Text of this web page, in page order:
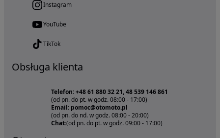
Instagram
YouTube
TikTok
Obsługa klienta
Telefon: +48 61 880 32 21, 48 539 146 861
(od pn. do pt. w godz. 08:00 - 17:00)
Email: pomoc@otomoto.pl
(od pn. do nd. w godz. 08:00 - 20:00)
Chat:(od pn. do pt. w godz. 09:00 - 17:00)